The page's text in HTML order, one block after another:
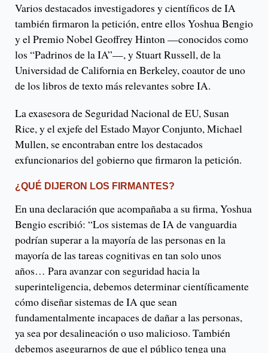
Varios destacados investigadores y científicos de IA
también firmaron la petición, entre ellos Yoshua Bengio
y el Premio Nobel Geoffrey Hinton —conocidos como
los “Padrinos de la IA”—, y Stuart Russell, de la
Universidad de California en Berkeley, coautor de uno
de los libros de texto más relevantes sobre IA.
La exasesora de Seguridad Nacional de EU, Susan
Rice, y el exjefe del Estado Mayor Conjunto, Michael
Mullen, se encontraban entre los destacados
exfuncionarios del gobierno que firmaron la petición.
¿QUÉ DIJERON LOS FIRMANTES?
En una declaración que acompañaba a su firma, Yoshua
Bengio escribió: “Los sistemas de IA de vanguardia
podrían superar a la mayoría de las personas en la
mayoría de las tareas cognitivas en tan solo unos
años… Para avanzar con seguridad hacia la
superinteligencia, debemos determinar científicamente
cómo diseñar sistemas de IA que sean
fundamentalmente incapaces de dañar a las personas,
ya sea por desalineación o uso malicioso. También
debemos asegurarnos de que el público tenga una